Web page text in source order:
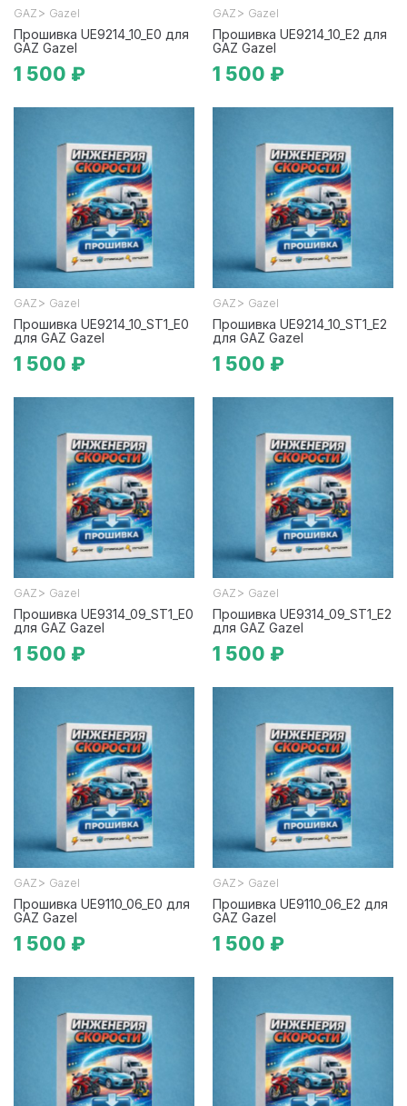
GAZ > Gazel
Прошивка UE9214_10_E0 для
GAZ Gazel
1 500 ₽
GAZ > Gazel
Прошивка UE9214_10_E2 для
GAZ Gazel
1 500 ₽
GAZ > Gazel
Прошивка UE9214_10_ST1_E0
для GAZ Gazel
1 500 ₽
GAZ > Gazel
Прошивка UE9214_10_ST1_E2
для GAZ Gazel
1 500 ₽
GAZ > Gazel
Прошивка UE9314_09_ST1_E0
для GAZ Gazel
1 500 ₽
GAZ > Gazel
Прошивка UE9314_09_ST1_E2
для GAZ Gazel
1 500 ₽
GAZ > Gazel
Прошивка UE9110_06_E0 для
GAZ Gazel
1 500 ₽
GAZ > Gazel
Прошивка UE9110_06_E2 для
GAZ Gazel
1 500 ₽